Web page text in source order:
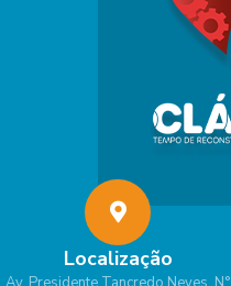
Localização